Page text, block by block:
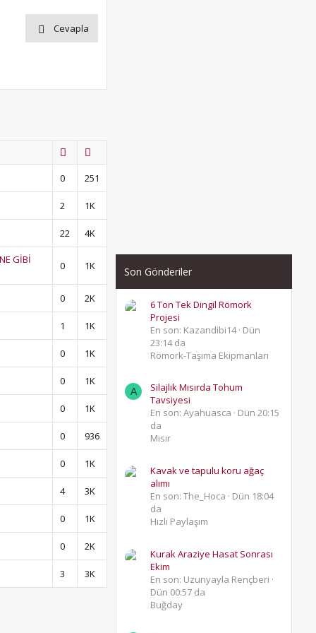
Cevapla
0 251
2 1K
22 4K
GİBİ
0 1K
0 2K
1 1K
0 1K
0 1K
0 1K
0 936
0 1K
4 3K
0 1K
0 2K
3 3K
Son Gönderiler
6 Ton Tek Dingil Römork
Projesi
En son: Kazandibi14 Dün
23:14 da
Römork-Taşıma Ekipmanları
A
Silajlık Mısırda Tohum
Tavsiyesi
En son: Ayahuasca
Dün 20:15
da
Mısır
Kavak ve tapulu koru ağaç
alımı
En son: The_Hoca
Dün 18:04
da
Hızlı Paylaşım
Kurak Araziye Hasat Sonrası
Ekim
En son: Uzunyayla Rençberi
Dün 00:57 da
Buğday